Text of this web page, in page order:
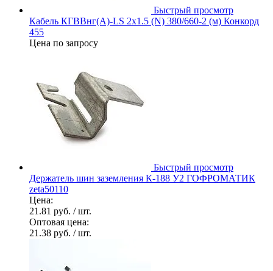
Быстрый просмотр
Кабель КГВВнг(А)-LS 2х1.5 (N) 380/660-2 (м) Конкорд
455
Цена по запросу
Быстрый просмотр
Держатель шин заземления К-188 У2 ГОФРОМАТИК
zeta50110
Цена:
21.81 руб. / шт.
Оптовая цена:
21.38 руб. / шт.